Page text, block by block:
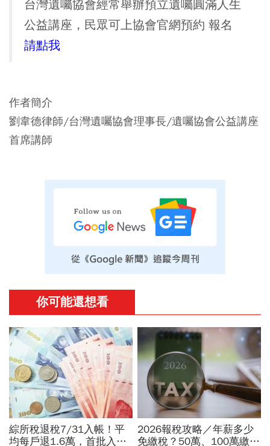
台灣遺囑協會經常舉辦預立遺囑圓滿人生
公益講座，民眾可上協會官網預約 報名
請點我
作者簡介
劉韋德律師/台灣遺囑協會理事長/遺囑協會公益講座
首席講師